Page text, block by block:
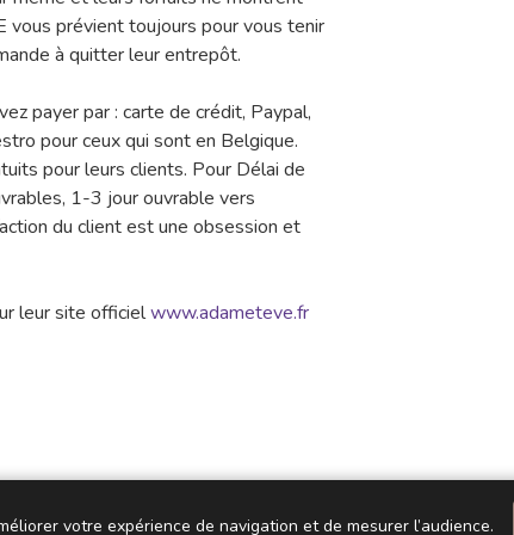
vous prévient toujours pour vous tenir
à quitter leur entrepôt.
payer par : carte de crédit, Paypal,
pour ceux qui sont en Belgique.
pour leurs clients. Pour Délai de
1-3 jour ouvrable vers
du client est une obsession et
leur site officielwww.adameteve.fr
votre expérience de navigation et de mesurer l’audience.